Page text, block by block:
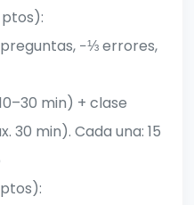
−⅓ errores,
min) + clase
30 min). Cada una: 15